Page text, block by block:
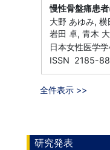
慢性骨盤痛患
大野 あゆみ,
岩田 卓, 青木
日本女性医学
ISSN 2185-
全件表示 >>
研究発表